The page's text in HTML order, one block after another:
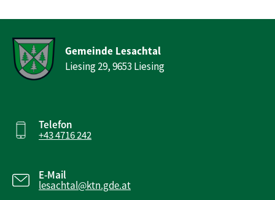
Gemeinde Lesachtal
Liesing 29, 9653 Liesing
Telefon
+43 4716 242
E-Mail
lesachtal@ktn.gde.at